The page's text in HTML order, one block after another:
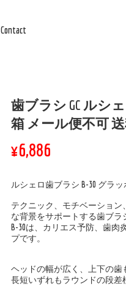
Contact
歯ブラシ GC ルシ
箱 メール便不可
¥6,886
ルシェロ歯ブラシ B-30 グラ
テクニック、モチベーション
な背景をサポートする歯ブラ
B-30は、カリエス予防、歯肉
プです。
ヘッドの幅が広く、上下の
長短いずれもラウンドの段差